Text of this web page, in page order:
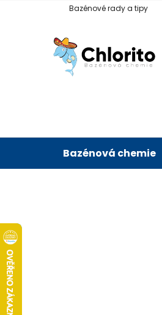
Bazénové rady a tipy
Bazénová chemie